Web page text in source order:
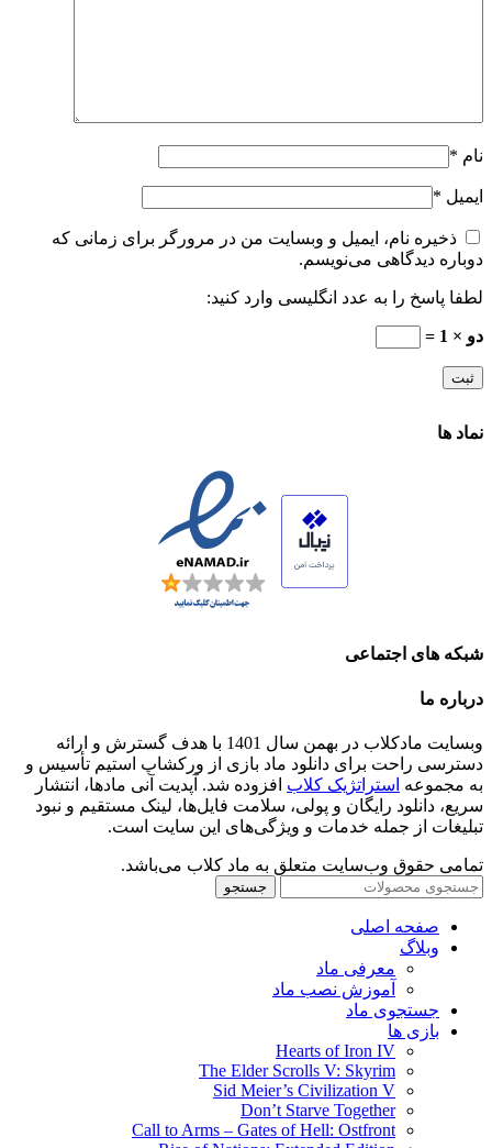
نام *
ایمیل *
ذخیره نام، ایمیل و وبسایت من در مرورگر برای زمانی که
دوباره دیدگاهی می‌نویسم.
لطفا پاسخ را به عدد انگلیسی وارد کنید:
دو × 1 =
نماد ها
شبکه های اجتماعی
درباره ما
وبسایت مادکلاب در بهمن سال 1401 با هدف گسترش و ارائه
دسترسی راحت برای دانلود ماد بازی از ورکشاپ استیم تأسیس و
به مجموعه استراتژیک کلاب افزوده شد. آپدیت آنی مادها، انتشار
سریع، دانلود رایگان و پولی، سلامت فایل‌ها، لینک مستقیم و نبود
تبلیغات از جمله خدمات و ویژگی‌های این سایت است.
تمامی حقوق وب‌سایت متعلق به ماد کلاب می‌باشد.
جستجو
صفحه اصلی
وبلاگ
معرفی ماد
آموزش نصب ماد
جستجوی ماد
بازی ها
Hearts of Iron IV
The Elder Scrolls V: Skyrim
Sid Meier’s Civilization V
Don’t Starve Together
Call to Arms – Gates of Hell: Ostfront